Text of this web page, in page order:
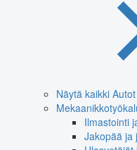
Näytä kaikki
Ilmastointi
Jakopää ja